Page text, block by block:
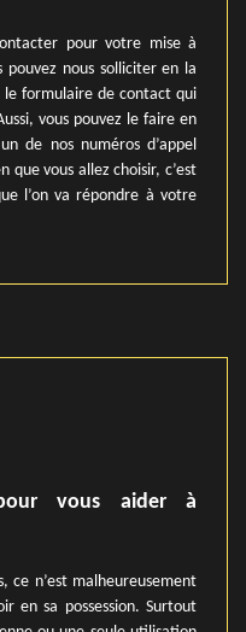
pour votre mise à
pouvez nous solliciter en la
formulaire de contact qui
vous pouvez le faire en
de nos numéros d’appel
que vous allez choisir, c’est
l’on va répondre à votre
vous aider à
ce n’est malheureusement
en sa possession. Surtout